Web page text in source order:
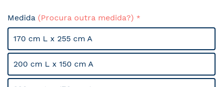
Medida (Procura outra medida?)
170 cm L x 255 cm A
200 cm L x 150 cm A